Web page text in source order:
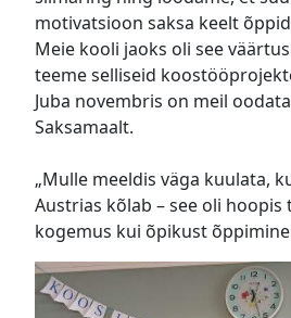
motivatsioon saksa keelt
Meie kooli jaoks oli see
teeme selliseid
Juba novembris on meil
Saksamaalt.
„Mulle meeldis väga kuulata,
Austrias kõlab – see oli hoopis
kogemus kui õpikust